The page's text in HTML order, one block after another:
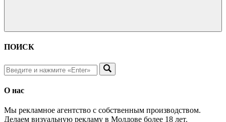
ПОИСК
О нас
Мы рекламное агентство с собственным производством.
Делаем визуальную рекламу в Молдове более 18 лет.